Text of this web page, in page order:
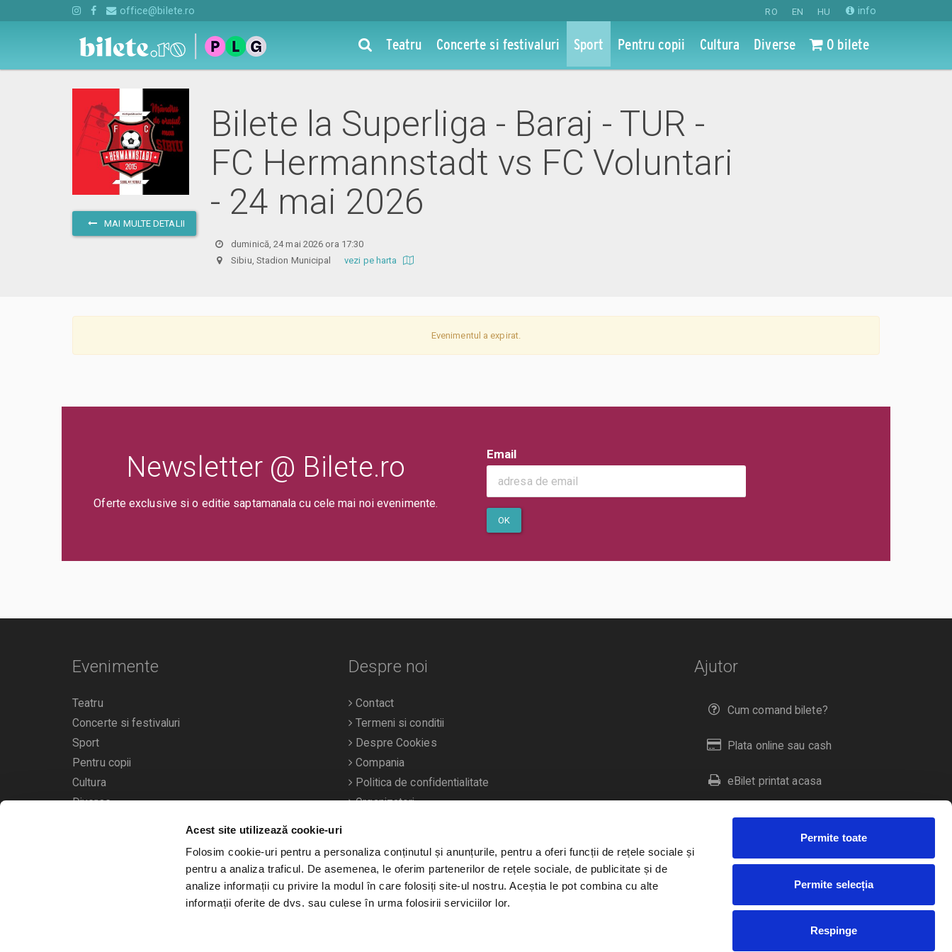
Acest site utilizează cookie-uri
Folosim cookie-uri pentru a personaliza conținutul și anunțurile, pentru a oferi funcții de rețele sociale și
pentru a analiza traficul. De asemenea, le oferim partenerilor de rețele sociale, de publicitate și de
analize informații cu privire la modul în care folosiți site-ul nostru. Aceștia le pot combina cu alte
informații oferite de dvs. sau culese în urma folosirii serviciilor lor.
Permite toate
Permite selecția
Respinge
RO EN HU info
office@bilete.ro
Teatru Concerte si festivaluri Sport Pentru copii Cultura Diverse 0 bilete
MAI MULTE DETALII
Bilete la Superliga - Baraj - TUR -
FC Hermannstadt vs FC Voluntari
- 24 mai 2026
duminică, 24 mai 2026 ora 17:30
Sibiu, Stadion Municipalvezi pe harta
Evenimentul a expirat.
Newsletter @ Bilete.ro
Oferte exclusive si o editie saptamanala cu cele mai noi evenimente.
Email
OK
Ajutor
Cum comand bilete?
Plata online sau cash
eBilet printat acasa
Livrare prin curier
Duplicare bilete
Evenimente
Teatru
Concerte si festivaluri
Sport
Pentru copii
Cultura
Diverse
Calendarul evenimentelor
Despre noi
Contact
Termeni si conditii
Despre Cookies
Compania
Politica de confidentialitate
Organizatori